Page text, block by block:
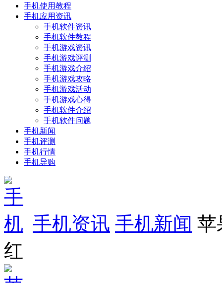
手机使用教程
手机应用资讯
手机软件资讯
手机软件教程
手机游戏资讯
手机游戏评测
手机游戏介绍
手机游戏攻略
手机游戏活动
手机游戏心得
手机软件介绍
手机软件问题
手机新闻
手机评测
手机行情
手机导购
手机资讯 手机新闻 苹
红